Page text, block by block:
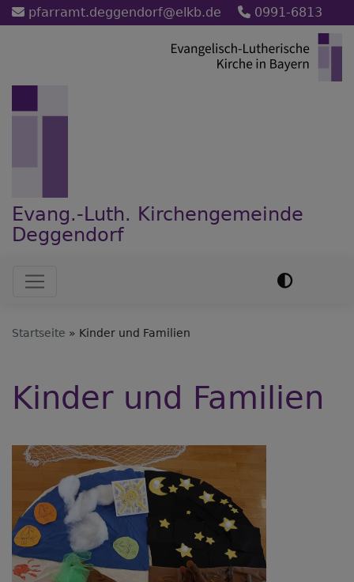
Direkt
zum
pfarramt.deggendorf@elkb.de 0991-6813
Evang.-Luth. Kirchengemeinde
Deggendorf
Hauptnavigation
Startseite Kinder und Familien
Kinder und Familien